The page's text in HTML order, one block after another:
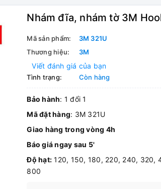
Nhám đĩa, nhám tờ 3M
Mã sản phẩm:
3M 321U
Thương hiệu:
3M
Viết đánh giá của bạn
Tình trạng: Còn hàng
Bảo hành: 1 đổi 1
Mã đặt hàng: 3M 321U
Giao hàng trong vòng 4h
Báo giá ngay sau 5'
Độ hạt: 120, 150, 180, 220, 240, 320,
800